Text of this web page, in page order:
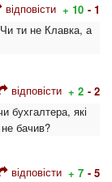
відповісти + 10 - 1
ти не Клавка, а
відповісти + 2 - 2
бухгалтера, які
бачив?
відповісти + 7 - 5